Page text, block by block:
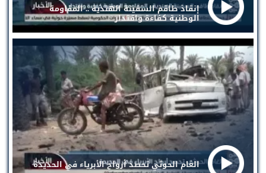
إنقاذ طاقم السفينة الهندية .. المقاومة
الوطنية كفاءة واقتدار
الغام الحوثي تحصد أرواح الأبرياء في الحديدة